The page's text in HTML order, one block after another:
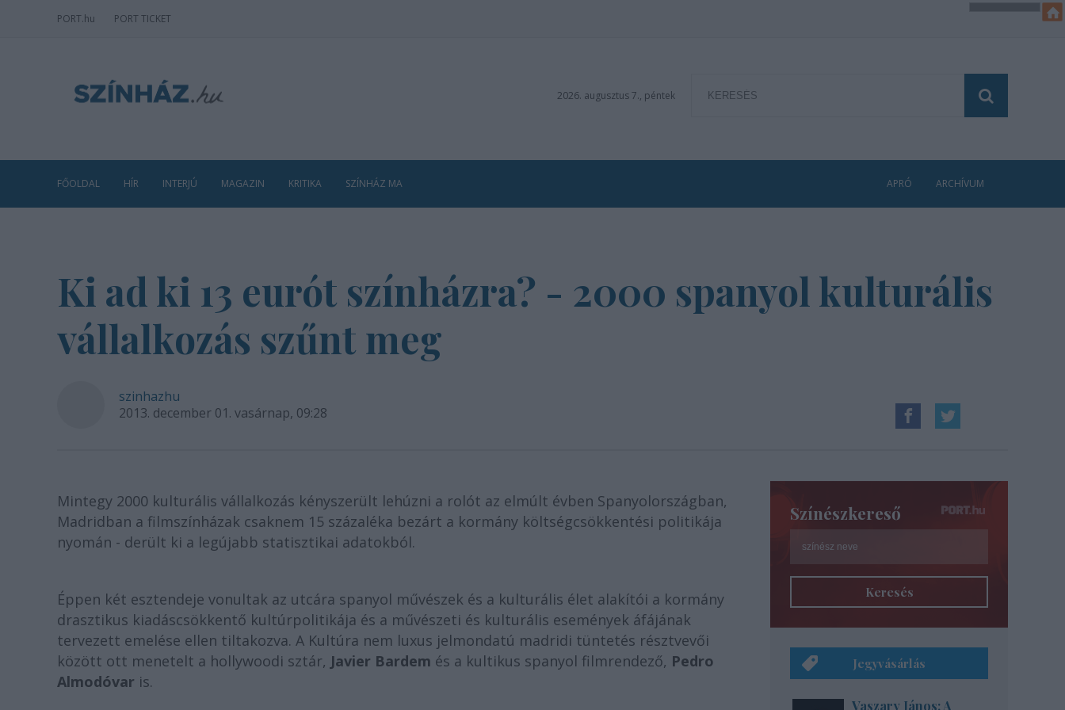
PORT.hu PORT TICKET
2026. augusztus 7., péntek
FŐOLDAL HÍR INTERJÚ MAGAZIN KRITIKA SZÍNHÁZ MA APRÓ ARCHÍVUM
Ki ad ki 13 eurót színházra? - 2000 spanyol kulturális
vállalkozás szűnt meg
szinhazhu
2013. december 01. vasárnap, 09:28
Mintegy 2000 kulturális vállalkozás kényszerült lehúzni a rolót az elmúlt évben Spanyolországban,
Madridban a filmszínházak csaknem 15 százaléka bezárt a kormány költségcsökkentési politikája
nyomán - derült ki a legújabb statisztikai adatokból.
Éppen két esztendeje vonultak az utcára spanyol művészek és a kulturális élet alakítói a kormány
drasztikus kiadáscsökkentő kultúrpolitikája és a művészeti és kulturális események áfájának
tervezett emelése ellen tiltakozva. A Kultúra nem luxus jelmondatú madridi tüntetés résztvevői
között ott menetelt a hollywoodi sztár, Javier Bardem és a kultikus spanyol filmrendező, Pedro
Almodóvar is.
Színészkereső
Keresés
Jegyvásárlás
Vaszary János: A